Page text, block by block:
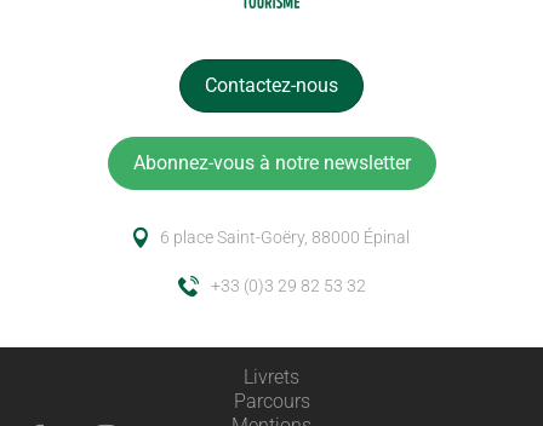
Contactez-nous
Abonnez-vous à notre newsletter
6 place Saint-Goëry, 88000 Épinal
+33 (0)3 29 82 53 32
Livrets
Parcours